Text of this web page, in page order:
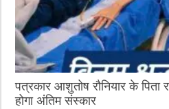
पत्रकार आशुतोष रौनियार के पिता
होगा अंतिम संस्कार